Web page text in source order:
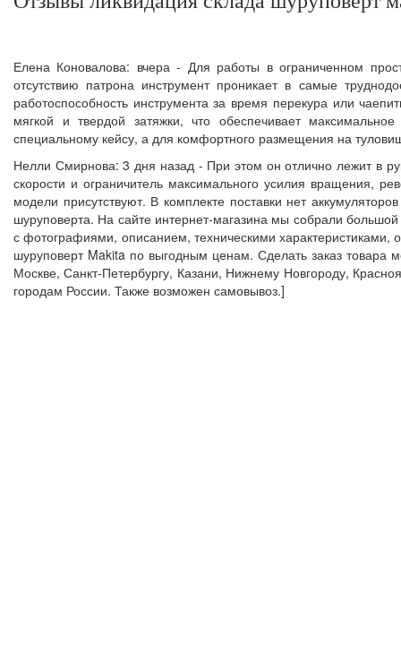
Елена Коновалова: вчера - Для работы в ограниченном
отсутствию патрона инструмент проникает в самые
работоспособность инструмента за время перекура или
мягкой и твердой затяжки, что обеспечивает
специальному кейсу, а для комфортного размещения на
Нелли Смирнова: 3 дня назад - При этом он отлично лежит в
скорости и ограничитель максимального усилия вращения,
модели присутствуют. В комплекте поставки нет
шуруповерта. На сайте интернет-магазина мы собрали
с фотографиями, описанием, техническими
шуруповерт Makita по выгодным ценам. Сделать заказ
Москве, Санкт-Петербургу, Казани, Нижнему Новгороду,
городам России. Также возможен самовывоз.]